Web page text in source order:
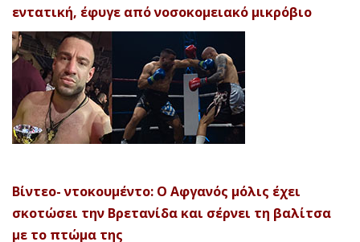
εντατική, έφυγε από νοσοκομειακό μικρόβιο
Βίντεο- ντοκουμέντο: Ο Αφγανός μόλις έχει
σκοτώσει την Βρετανίδα και σέρνει τη βαλίτσα
με το πτώμα της